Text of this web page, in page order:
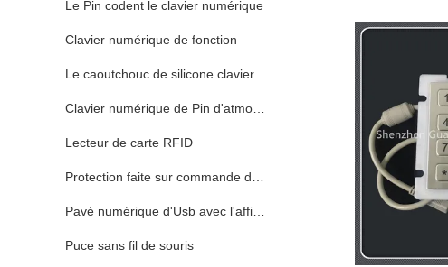
Le Pin codent le clavier numérique
Clavier numérique de fonction
Le caoutchouc de silicone clavier
Clavier numérique de Pin d'atmosphère
Lecteur de carte RFID
Protection faite sur commande de clavier
Pavé numérique d'Usb avec l'affichage
Puce sans fil de souris